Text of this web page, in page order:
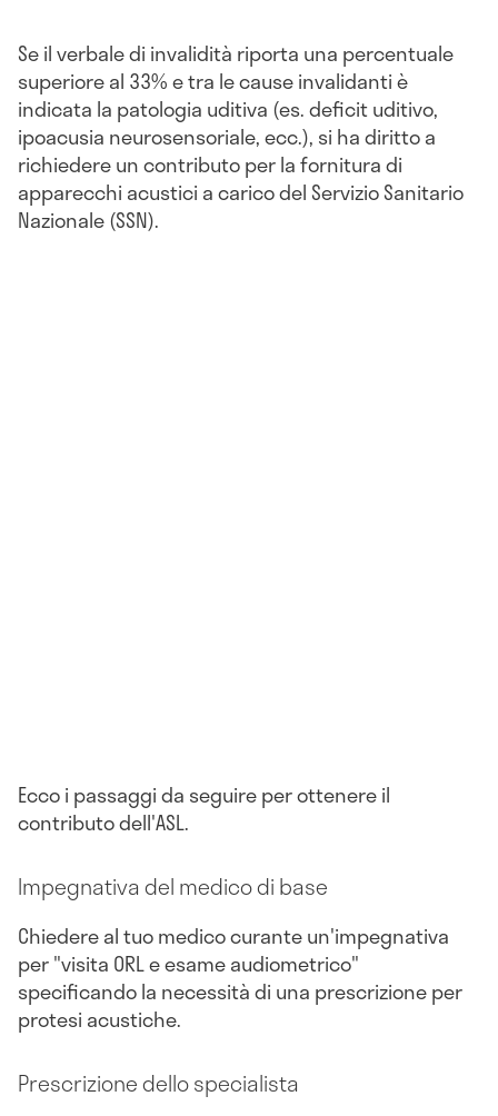
Se il verbale di invalidità riporta una percentuale
superiore al 33% e tra le cause invalidanti è
indicata la patologia uditiva (es. deficit uditivo,
ipoacusia neurosensoriale, ecc.), si ha diritto a
richiedere un contributo per la fornitura di
apparecchi acustici a carico del Servizio Sanitario
Nazionale (SSN).
Ecco i passaggi da seguire per ottenere il
contributo dell'ASL.
Impegnativa del medico di base
Chiedere al tuo medico curante un'impegnativa
per "visita ORL e esame audiometrico"
specificando la necessità di una prescrizione per
protesi acustiche.
Prescrizione dello specialista